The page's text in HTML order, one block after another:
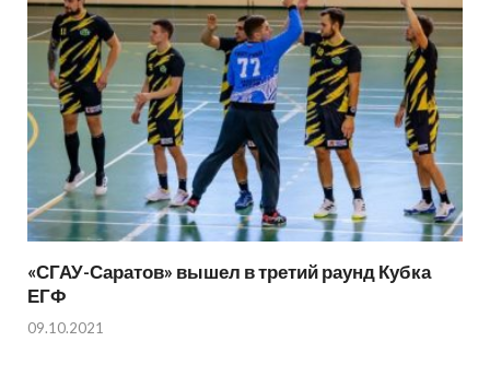
«СГАУ-Саратов» вышел в третий раунд Кубка
ЕГФ
09.10.2021